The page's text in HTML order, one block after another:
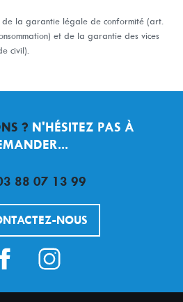
de la garantie légale de conformité (art.
et de la garantie des vices
civil).
? N'HÉSITEZ PAS À
88 07 13 99
NOUS